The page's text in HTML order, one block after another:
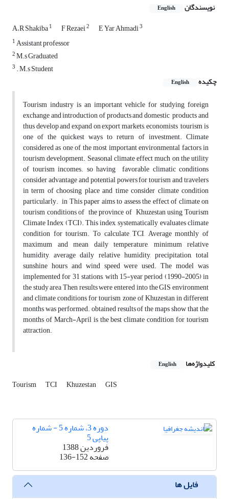
نویسندگان English
A،R Shakiba1 F Rezaei2 E Yar Ahmadi3
1Assistant professor
2M.s Graduated
3 . M.s Student
چکیده
English
Tourism industry is an important vehicle for studying foreign
exchange and introduction of products and domestic products and
thus develop and expand on export markets, economists tourism is
one of the quickest ways to return of investment. Climate
considered as one of the most important environmental factors in
tourism development. Seasonal climate effect much on the utility
of tourism incomes. so having favorable climatic conditions
consider advantage and potential powers for tourism and travelers
in term of choosing place and time consider climate condition
particularly. in This paper aims to assess the effect of climate on
tourism conditions of the province of Khuzestan using Tourism
Climate Index (TCI). This index, systematically evaluates climate
condition for tourism. To calculate TCI, Average monthly of
maximum and mean daily temperature, minimum relative
humidity, average daily relative humidity, precipitation, total
sunshine hours and wind speed were used. The model was
implemented for 31 stations, with 15-year period (1990-2005) in
the study area Then results were entered into the GIS environment
and climate conditions for tourism zone of Khuzestan in different
months was performed. obtained results of the maps show that the
months of March-April is the best climate condition for tourism
attraction.
کلیدواژه‌ها English
Tourism TCI Khuzestan GIS
دوره 3، شماره 5 - شماره
پیاپی 5
فروردین 1388
صفحه136-152
فایل ها